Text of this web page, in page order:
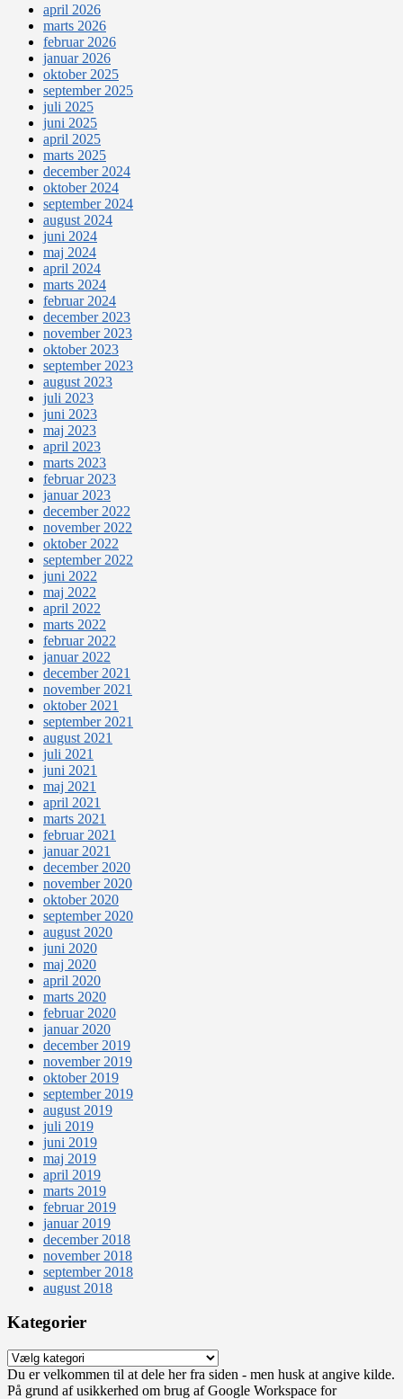
april 2026
marts 2026
februar 2026
januar 2026
oktober 2025
september 2025
juli 2025
juni 2025
april 2025
marts 2025
december 2024
oktober 2024
september 2024
august 2024
juni 2024
maj 2024
april 2024
marts 2024
februar 2024
december 2023
november 2023
oktober 2023
september 2023
august 2023
juli 2023
juni 2023
maj 2023
april 2023
marts 2023
februar 2023
januar 2023
december 2022
november 2022
oktober 2022
september 2022
juni 2022
maj 2022
april 2022
marts 2022
februar 2022
januar 2022
december 2021
november 2021
oktober 2021
september 2021
august 2021
juli 2021
juni 2021
maj 2021
april 2021
marts 2021
februar 2021
januar 2021
december 2020
november 2020
oktober 2020
september 2020
august 2020
juni 2020
maj 2020
april 2020
marts 2020
februar 2020
januar 2020
december 2019
november 2019
oktober 2019
september 2019
august 2019
juli 2019
juni 2019
maj 2019
april 2019
marts 2019
februar 2019
januar 2019
december 2018
november 2018
september 2018
august 2018
Kategorier
Kategorier
Du er velkommen til at dele her fra siden - men husk at angive kilde.
På grund af usikkerhed om brug af Google Workspace for